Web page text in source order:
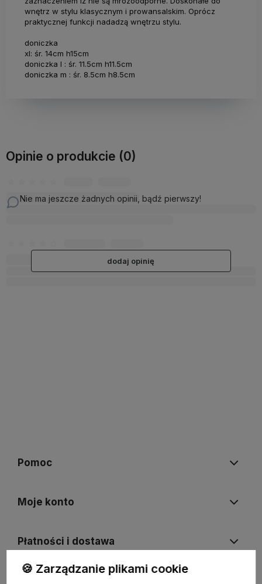
wnętrz w stylu klasycznym i prowansalskim. Oprócz
praktycznej funkcji nadadzą wnętrzu stylu.
doniczka
xl: śr. 14cm h15cm
doniczka l : śr. 11.5cm h11.5cm
doniczka m : śr. 8.5cm h8.5cm
Opinie o produkcie (0)
Nie ma jeszcze żadnych opinii, bądź pierwszy!
dodaj opinię
Pomoc
Moje konto
Płatności i dostawa
🍪 Zarządzanie plikami cookie